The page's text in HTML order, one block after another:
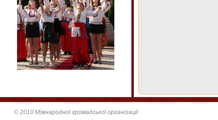
© 2010 Міжнародної громадської організації